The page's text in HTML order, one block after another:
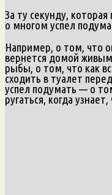
За ту секунду,
о многом успел
Например, о том, что
вернется домой
рыбы, о том, что как
сходить в туалет
успел подумать — о
ругаться, когда